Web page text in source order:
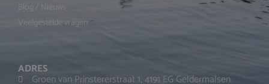
ADRES
Groen van Prinstererstraat 1, 4191 EG Geldermalsen
Blog / Nieuws
Veelgestelde vragen